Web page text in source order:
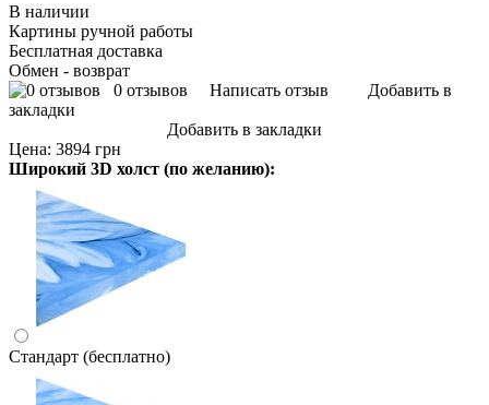
В наличии
Картины ручной работы
Бесплатная доставка
Обмен - возврат
0 отзывов
Написать отзыв
Добавить в
закладки
Добавить в закладки
Цена: 3894 грн
Широкий 3D холст (по желанию):
Стандарт (бесплатно)